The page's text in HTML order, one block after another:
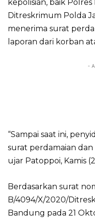
kepolisian, baik
Ditreskrimum Polda
menerima surat
laporan dari korban
-
“Sampai saat ini,
surat perdamaian
ujar Patoppoi, Kamis
Berdasarkan surat
B/4094/X/2020/
Bandung pada 21